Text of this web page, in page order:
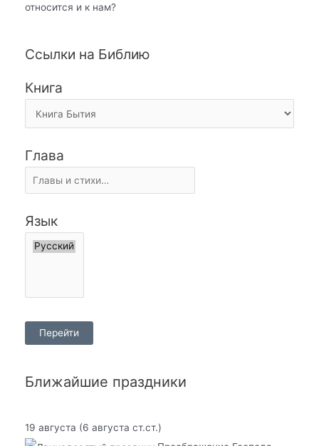
относится и к нам?
Ссылки на Библию
Книга
Глава
Язык
Ближайшие праздники
19 августа (6 августа ст.ст.)